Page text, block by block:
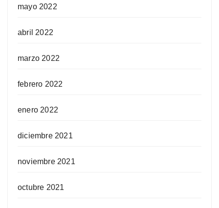
mayo 2022
abril 2022
marzo 2022
febrero 2022
enero 2022
diciembre 2021
noviembre 2021
octubre 2021